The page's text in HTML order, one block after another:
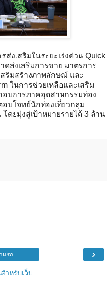
งเสริมในระยะเร่งด่วน Quick
ดส่งเสริมการขาย มาตรการ
ริมสร้างภาพลักษณ์ และ​
ในการช่วยเหลือและเสริม
อบการ​ภาคอุตสาหกรรม​ท่อง
อบโจทย์นักท่องเที่ยวกลุ่ม
ดยมุ่งสู่เป้าหมายรายได้ 3 ล้าน
›
แรก
ำหรับเว็บ